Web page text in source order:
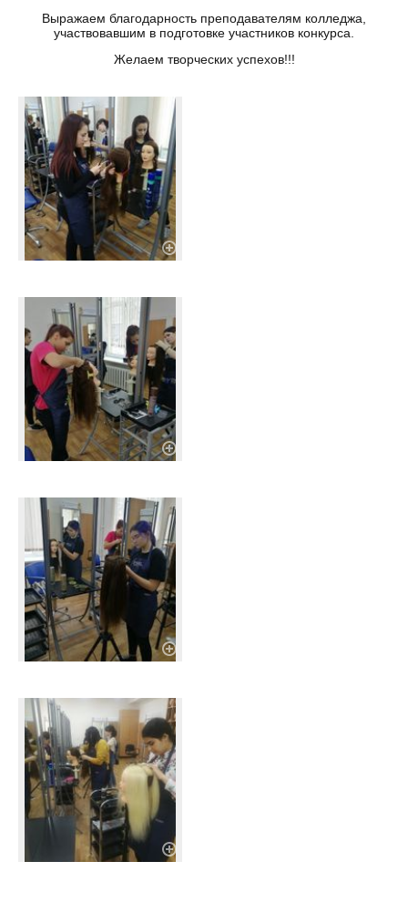
Выражаем благодарность преподавателям колледжа,
участвовавшим в подготовке участников конкурса.
Желаем творческих успехов!!!